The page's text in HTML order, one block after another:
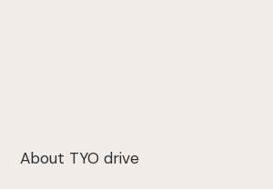
About TYO drive